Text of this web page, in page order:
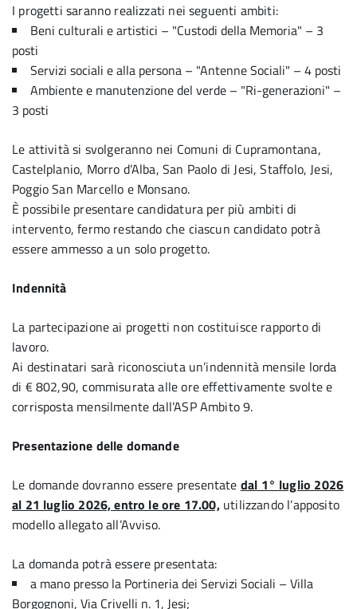
I progetti saranno realizzati nei seguenti ambiti:
Beni culturali e artistici – "Custodi della Memoria" – 3
posti
Servizi sociali e alla persona – "Antenne Sociali" – 4 posti
Ambiente e manutenzione del verde – "Ri-generazioni" –
3 posti
Le attività si svolgeranno nei Comuni di Cupramontana,
Castelplanio, Morro d’Alba, San Paolo di Jesi, Staffolo, Jesi,
Poggio San Marcello e Monsano.
È possibile presentare candidatura per più ambiti di
intervento, fermo restando che ciascun candidato potrà
essere ammesso a un solo progetto.
Indennità
La partecipazione ai progetti non costituisce rapporto di
lavoro.
Ai destinatari sarà riconosciuta un’indennità mensile lorda
di € 802,90, commisurata alle ore effettivamente svolte e
corrisposta mensilmente dall’ASP Ambito 9.
Presentazione delle domande
Le domande dovranno essere presentate dal 1° luglio 2026
al 21 luglio 2026, entro le ore 17.00,utilizzando l’apposito
modello allegato all’Avviso.
La domanda potrà essere presentata:
a mano presso la Portineria dei Servizi Sociali – Villa
Borgognoni, Via Crivelli n. 1, Jesi;